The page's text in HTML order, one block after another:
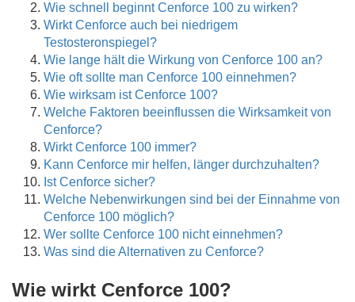
Wie schnell beginnt Cenforce 100 zu wirken?
Wirkt Cenforce auch bei niedrigem
Testosteronspiegel?
Wie lange hält die Wirkung von Cenforce 100 an?
Wie oft sollte man Cenforce 100 einnehmen?
Wie wirksam ist Cenforce 100?
Welche Faktoren beeinflussen die Wirksamkeit von
Cenforce?
Wirkt Cenforce 100 immer?
Kann Cenforce mir helfen, länger durchzuhalten?
Ist Cenforce sicher?
Welche Nebenwirkungen sind bei der Einnahme von
Cenforce 100 möglich?
Wer sollte Cenforce 100 nicht einnehmen?
Was sind die Alternativen zu Cenforce?
Wie wirkt Cenforce 100?